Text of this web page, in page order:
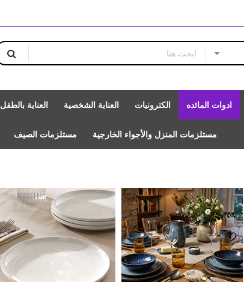
ادوات المائده الكترونيات العناية الشخصية العناية بالطفل
مستلزمات المنزل والأجواء الخارجية مستلزمات الصيف